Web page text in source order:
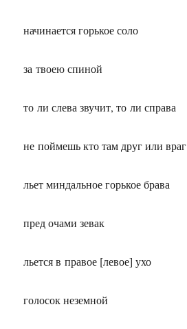
начинается горькое соло
за твоею спиной
то ли слева звучит, то ли справа
не поймешь кто там друг или враг
льет миндальное горькое брава
пред очами зевак
льется в правое [левое] ухо
голосок неземной